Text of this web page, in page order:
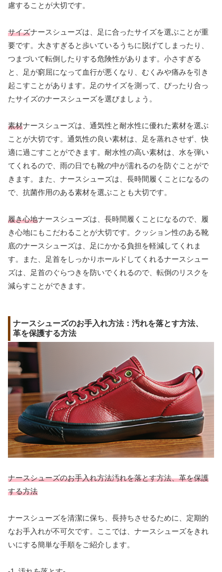
慮することが大切です。
サイズナースシューズは、足に合ったサイズを選ぶことが重
要です。大きすぎると歩いているうちに脱げてしまったり、
つまづいて転倒したりする危険性があります。小さすぎる
と、足が窮屈になって血行が悪くなり、むくみや痛みを引き
起こすことがあります。足のサイズを測って、ぴったり合っ
たサイズのナースシューズを選びましょう。
素材ナースシューズは、通気性と耐水性に優れた素材を選ぶ
ことが大切です。通気性の良い素材は、足を蒸れさせず、快
適に過ごすことができます。耐水性の高い素材は、水を弾い
てくれるので、雨の日でも靴の中が濡れるのを防ぐことがで
きます。また、ナースシューズは、長時間履くことになるの
で、抗菌作用のある素材を選ぶことも大切です。
履き心地ナースシューズは、長時間履くことになるので、履
き心地にもこだわることが大切です。クッション性のある靴
底のナースシューズは、足にかかる負担を軽減してくれま
す。また、足首をしっかりホールドしてくれるナースシュー
ズは、足首のぐらつきを防いでくれるので、転倒のリスクを
減らすことができます。
ナースシューズのお手入れ方法：汚れを落とす方法、
革を保護する方法
ナースシューズのお手入れ方法汚れを落とす方法、革を保護
する方法
ナースシューズを清潔に保ち、長持ちさせるために、定期的
なお手入れが不可欠です。ここでは、ナースシューズをきれ
いにする簡単な手順をご紹介します。